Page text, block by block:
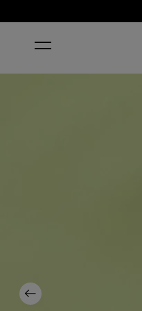
Previous